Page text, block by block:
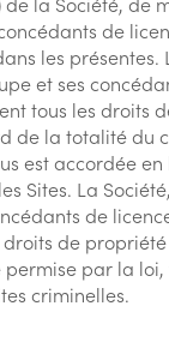
de
les présentes.
et ses
tous les droits
de la totalité du
est accordée
Sites. La
de
de
par la loi,
criminelles.